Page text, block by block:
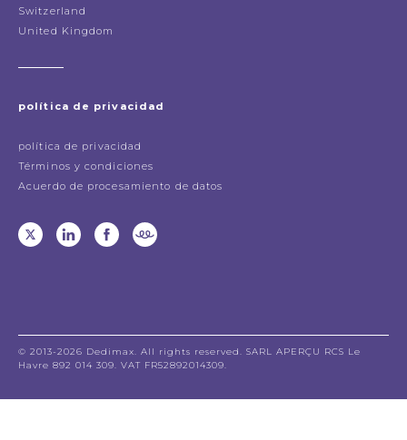
Switzerland
United Kingdom
política de privacidad
política de privacidad
Términos y condiciones
Acuerdo de procesamiento de datos
© 2013-2026 Dedimax. All rights reserved. SARL APERÇU RCS Le
Havre 892 014 309. VAT FR52892014309.